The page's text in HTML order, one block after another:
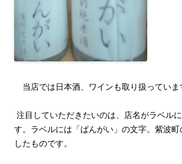
当店では日本酒、ワインも取り扱っていま
注目していただきたいのは、店名がラベル
す。ラベルには「ばんがい」の文字。紫波
したものです。